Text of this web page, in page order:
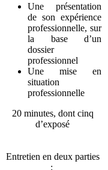
Une présentation
de son expérience
professionnelle, sur
la base d’un
dossier
professionnel
Une mise en
situation
professionnelle
20 minutes, dont cinq
d’exposé
Entretien en deux parties
: